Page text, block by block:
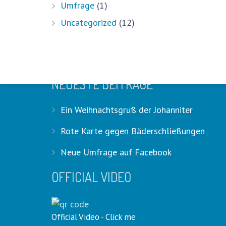
Umfrage (1)
Uncategorized (12)
HASHTAGS
NEUESTE BEITRÄGE
Ein Weihnachtsgruß der Johanniter
Rote Karte gegen Bäderschließungen
Neue Umfrage auf Facebook
OFFICIAL VIDEO
Official Video - Click me